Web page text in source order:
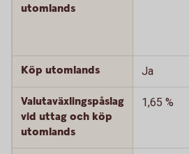
utomlands
Köp utomlands Ja
Valutaväxlingspåslag
vid uttag och köp
utomlands
1,65 %